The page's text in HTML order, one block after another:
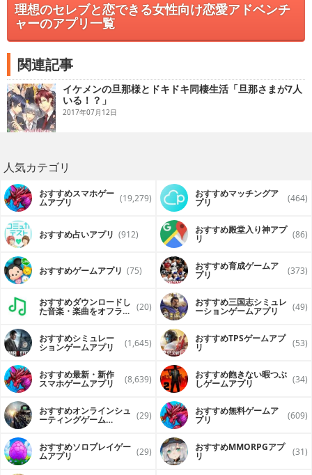
理想のセレブと恋できる女性向け恋愛アドベンチ
ャーのアプリ一覧
関連記事
イケメンの旦那様とドキドキ同棲生活「旦那さまが7人
いる！？」
2017年07月12日
人気カテゴリ
おすすめスマホゲー
ムアプリ (19,279) おすすめマッチングア
プリ (464)
おすすめ占いアプリ (912) おすすめ殿堂入り神アプ
リ (86)
おすすめゲームアプリ (75) おすすめ育成ゲームア
プリ (373)
おすすめダウンロードし
た音楽・楽曲をオフライ (20) おすすめ三国志シミュレ
ーションゲームアプリ (49)
おすすめシミュレー
ションゲームアプリ (1,645) おすすめTPSゲームアプ
リ (53)
おすすめ最新・新作
スマホゲームアプリ (8,639) おすすめ飽きない暇つぶ
しゲームアプリ (34)
おすすめオンラインシュ
ーティングゲーム (29) おすすめ無料ゲームア
プリ (609)
おすすめソロプレイゲー
ムアプリ (29) おすすめ MMORPGアプ
リ (31)